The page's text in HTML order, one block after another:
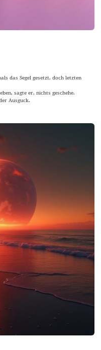
das Segel gesetzt, doch letzten
sagte er, nichts geschehe.
Ausguck.